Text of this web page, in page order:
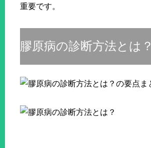
重要です。
膠原病の診断方法とは？